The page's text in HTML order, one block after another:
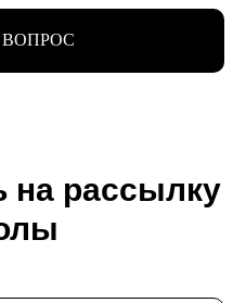
ВОПРОС
на рассылку